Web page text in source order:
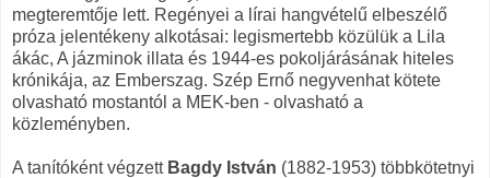
megteremtője lett. Regényei a lírai hangvételű elbeszélő
próza jelentékeny alkotásai: legismertebb közülük a Lila
ákác, A jázminok illata és 1944-es pokoljárásának hiteles
krónikája, az Emberszag. Szép Ernő negyvenhat kötete
olvasható mostantól a MEK-ben - olvasható a
közleményben.
A tanítóként végzett Bagdy István (1882-1953) többkötetnyi